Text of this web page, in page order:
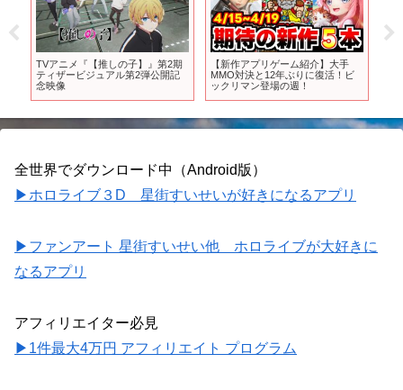
TVアニメ『【推しの子】』第2期
ティザービジュアル第2弾公開記
念映像
【新作アプリゲーム紹介】大手
MMO対決と12年ぶりに復活！ビ
ックリマン登場の週！
全世界でダウンロード中（Android版）
▶ホロライブ３D 星街すいせいが好きになるアプリ
▶ファンアート 星街すいせい他 ホロライブが大好きに
なるアプリ
アフィリエイター必見
▶1件最大4万円 アフィリエイト プログラム